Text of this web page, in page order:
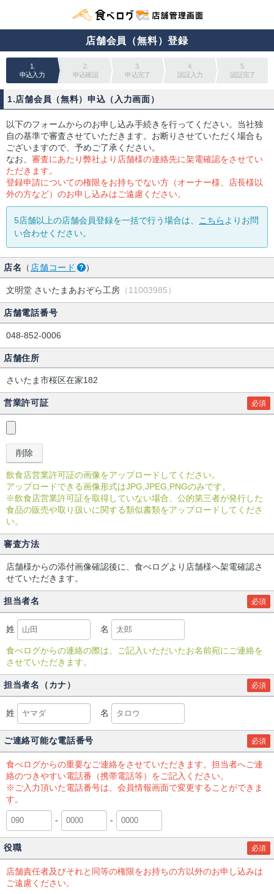
店舗会員（無料）登録
1.
申込入力
2.
申込確認
3.
申込完了
4.
認証入力
5.
認証完了
1.店舗会員（無料）申込（入力画面）
以下のフォームからのお申し込み手続きを行ってください。当社独
自の基準で審査させていただきます。お断りさせていただく場合も
ございますので、予めご了承ください。
なお、 審査にあたり弊社より店舗様の連絡先に架電確認をさせてい
ただきます。
登録申請についての権限をお持ちでない方（オーナー様、店長様以
外の方など）のお申し込みはご遠慮ください。
5店舗以上の店舗会員登録を一括で行う場合は、 こちら よりお問
い合わせください。
店名 （ 店舗コード ）
文明堂 さいたまあおぞら工房 （11003985）
店舗電話番号
048-852-0006
店舗住所
さいたま市桜区在家182
営業許可証 必須
飲食店営業許可証の画像をアップロードしてください。
アップロードできる画像形式はJPG,JPEG,PNGのみです。
※飲食店営業許可証を取得していない場合、公的第三者が発行した
食品の販売や取り扱いに関する類似書類をアップロードしてくださ
い。
審査方法
店舗様からの添付画像確認後に、食べログより店舗様へ架電確認さ
せていただきます。
担当者名 必須
姓 名
食べログからの連絡の際は、ご記入いただいたお名前宛にご連絡を
させていただきます。
担当者名（カナ） 必須
姓 名
ご連絡可能な電話番号 必須
食べログからの重要なご連絡をさせていただきます。担当者へご連
絡のつきやすい電話番（携帯電話等）をご記入ください。
※ご入力頂いた電話番号は、会員情報画面で変更することができま
す。
- -
役職 必須
店舗責任者及びそれと同等の権限をお持ちの方以外のお申し込みは
ご遠慮ください。